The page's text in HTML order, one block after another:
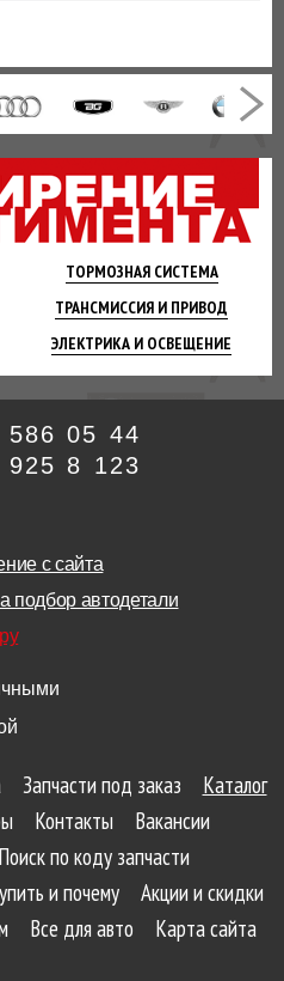
ТОРМОЗНАЯСИСТЕМА
ТРАНСМИССИЯ И ПРИВОД
ЭЛЕКТРИКА И ОСВЕЩЕНИЕ
586 05 44
925 8 123
с сайта
подбор автодетали
Запчасти под заказ
Каталог
Контакты
Вакансии
Поиск по коду запчасти
и почему
Акции и скидки
Все для авто Карта сайта